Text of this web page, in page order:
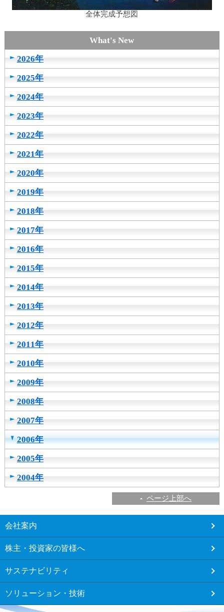
全体完成予想図
2026年
2025年
2024年
2023年
2022年
2021年
2020年
2019年
2018年
2017年
2016年
2015年
2014年
2013年
2012年
2011年
2010年
2009年
2008年
2007年
2006年
2005年
2004年
ページ上部へ
こ
ら
フ
ッ
タ
ー
メ
会社案内
株主・投資家の皆様へ
サステナビリティ
ソリューション・技術